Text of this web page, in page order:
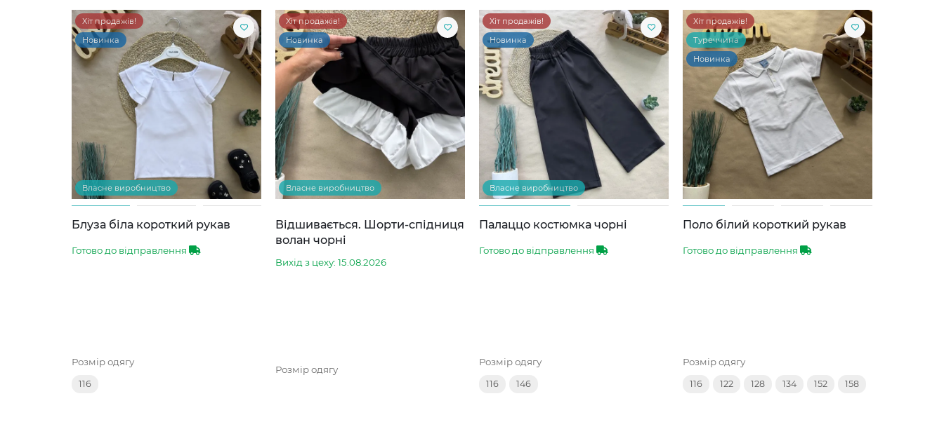
Хіт продажів!
Новинка
Власне виробництво
Блуза біла короткий рукав
Готово до відправлення
Розмір одягу
116
Хіт продажів!
Новинка
Власне виробництво
Відшивається. Шорти-спідниця
волан чорні
Вихід з цеху: 15.08.2026
Розмір одягу
Хіт продажів!
Новинка
Власне виробництво
Палаццо костюмка чорні
Готово до відправлення
Розмір одягу
116 146
Хіт продажів!
Туреччина
Новинка
Поло білий короткий рукав
Готово до відправлення
Розмір одягу
116 122 128 134 152 158